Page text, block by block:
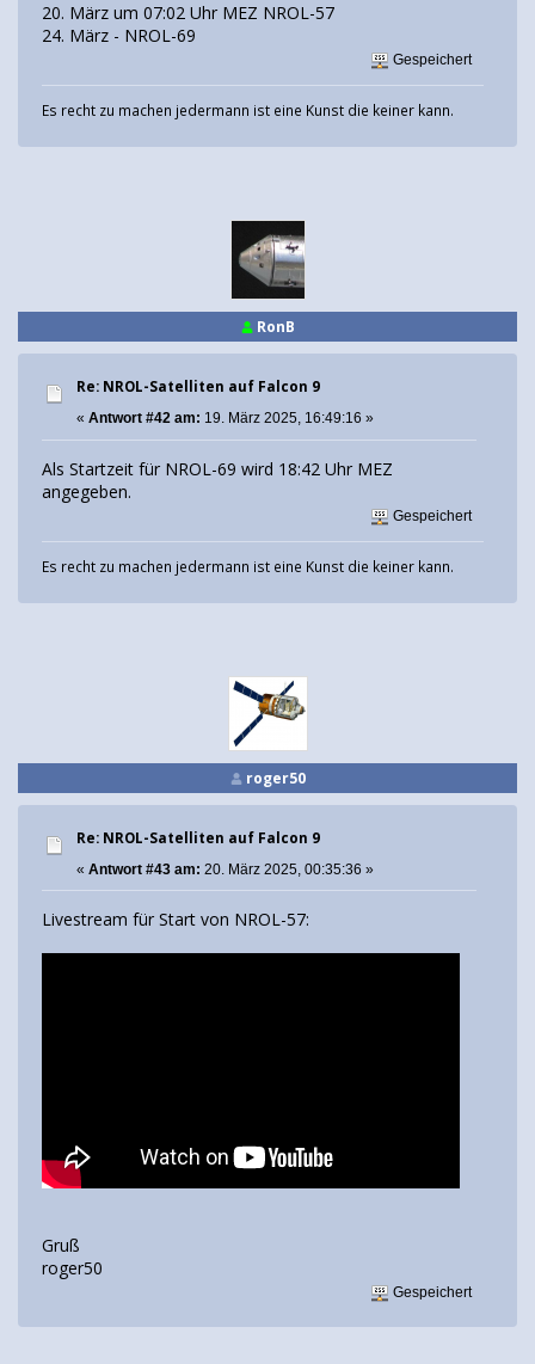
20. März um 07:02 Uhr MEZ NROL-57
24. März - NROL-69
Gespeichert
Es recht zu machen jedermann ist eine Kunst die keiner kann.
RonB
Re: NROL-Satelliten auf Falcon 9
« Antwort #42 am: 19. März 2025, 16:49:16 »
Als Startzeit für NROL-69 wird 18:42 Uhr MEZ
angegeben.
Gespeichert
Es recht zu machen jedermann ist eine Kunst die keiner kann.
roger50
Re: NROL-Satelliten auf Falcon 9
« Antwort #43 am: 20. März 2025, 00:35:36 »
Livestream für Start von NROL-57:
Gruß
roger50
Gespeichert